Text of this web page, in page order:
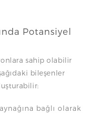
Potansiyel
sahip olabilir
bileşenler
bağlı olarak